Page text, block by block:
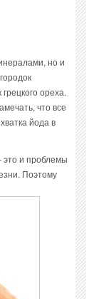
но и
ореха.
что все
йода в
это и проблемы
Поэтому